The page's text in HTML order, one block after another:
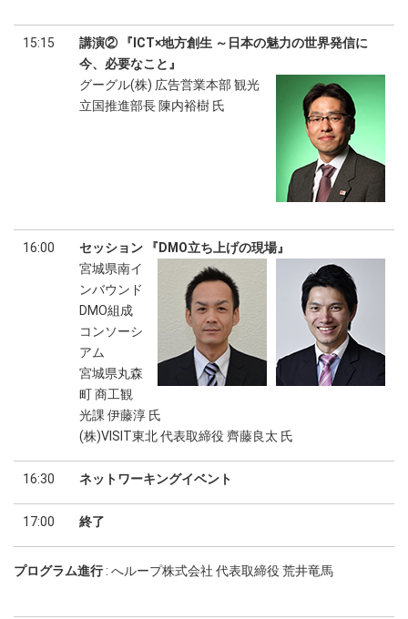
15:15
講演② 『ICT×地方創生 ～日本の魅力の世界発信に
今、必要なこと』
グーグル(株) 広告営業本部 観光
立国推進部長 陳内裕樹 氏
16:00
セッション 『DMO立ち上げの現場』
宮城県南イ
ンバウンド
DMO組成
コンソーシ
アム
宮城県丸森
町 商工観
光課 伊藤淳 氏
(株)VISIT東北 代表取締役 齊藤良太 氏
16:30 ネットワーキングイベント
17:00 終了
プログラム進行: へループ株式会社 代表取締役 荒井竜馬